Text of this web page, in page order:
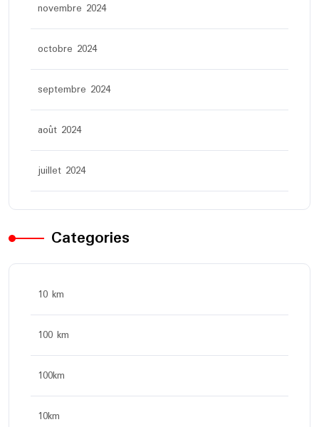
novembre 2024
octobre 2024
septembre 2024
août 2024
juillet 2024
Categories
10 km
100 km
100km
10km